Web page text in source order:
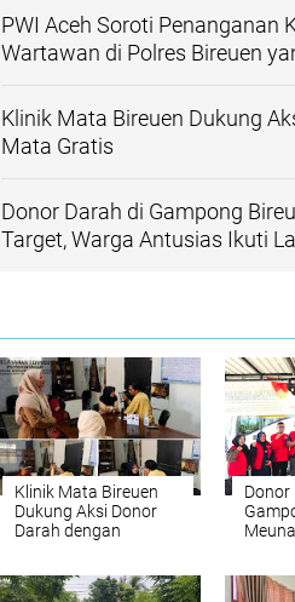
PWI Aceh Soroti Penanganan
Wartawan di Polres Bireuen
Klinik Mata Bireuen Dukung
Mata Gratis
Donor Darah di Gampong
Target, Warga Antusias Ikuti
Klinik Mata Bireuen
Dukung Aksi Donor
Darah dengan
Donor